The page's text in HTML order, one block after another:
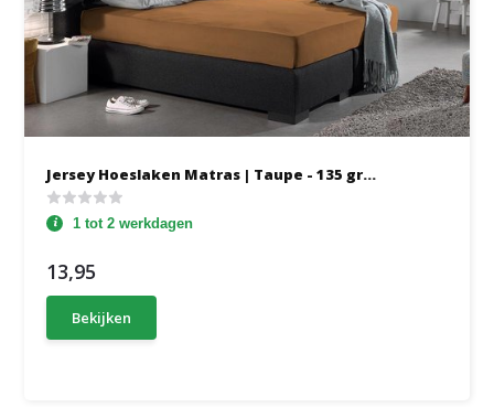
Jersey Hoeslaken Matras | Taupe - 135 gr...
1 tot 2 werkdagen
13,95
Bekijken